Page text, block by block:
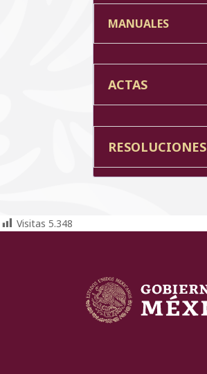
MANUALES
ACTAS
RESOLUCIONES
Visitas 5.348